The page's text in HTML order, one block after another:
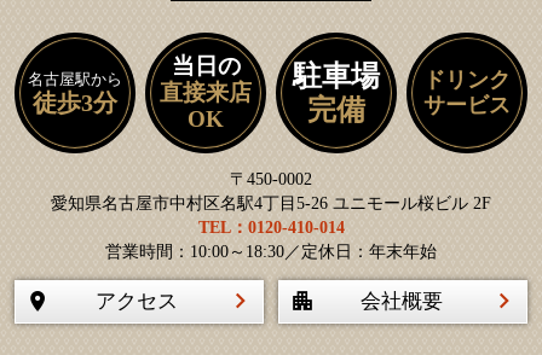
名古屋駅から
徒歩3分
当日の
直接来店
OK
駐車場
完備
ドリンク
サービス
〒450-0002
愛知県名古屋市中村区名駅4丁目5-26 ユニモール桜ビル 2F
TEL：0120-410-014
営業時間：10:00～18:30／定休日：年末年始
アクセス 会社概要